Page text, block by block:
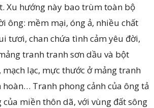
Xu hướng này bao trùm toàn bộ
ông: mềm mại, óng ả, nhiều chất
tươi, chan chứa tình cảm yêu đời,
tranh tranh sơn dầu và bột
lạc, mực thước ở mảng tranh
Tranh phong cảnh của ông tả
của miền thôn dã, với vùng đất sông